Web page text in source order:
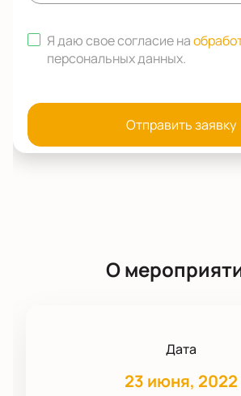
Я даю свое согласие на
персональных данных.
Отправить заявку
О
Дата
23 июня, 2022